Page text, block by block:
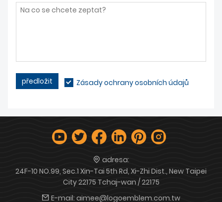
předložit Zásady ochrany osobních údajů
adresa:
24F-10 NO.99, Sec.1 Xin-Tai 5th Rd, Xi-Zhi Dist., New Taipei
City 22175 Tchaj-wan / 22175
E-mail: aimee@logoemblem.com.tw